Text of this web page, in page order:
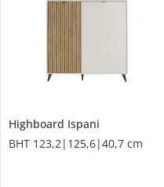
Highboard Ispani
BHT 123,2|125,6|40,7 cm